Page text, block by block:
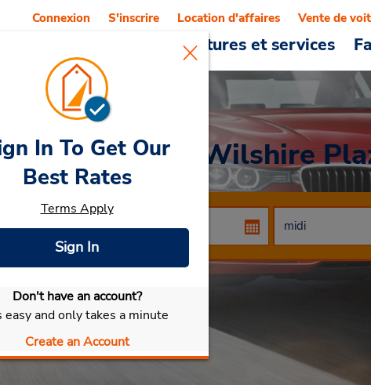
Voitures et services
Connexion S'inscrire Location d'affaires Vente de
commercial Wilshire
Sélectionner ma voiture
In To Get Our
Best Rates
Terms Apply
Sign In
Don't have an account?
easy and only takes a minute
Create an Account